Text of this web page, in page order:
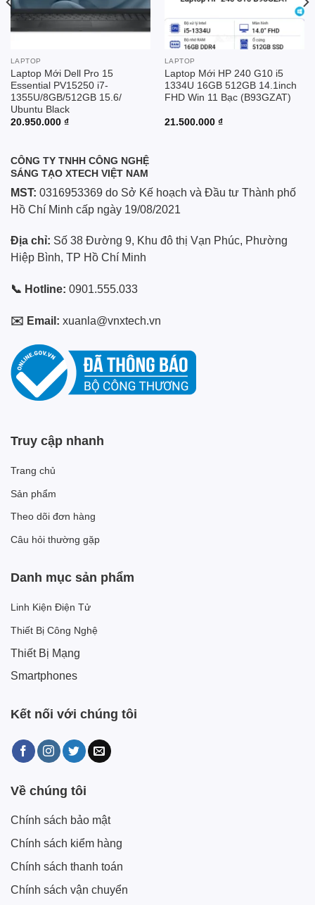
LAPTOP
Laptop Mới Dell Pro 15
Essential PV15250 i7-
1355U/8GB/512GB 15.6/
Ubuntu Black
20.950.000 ₫
LAPTOP
Laptop Mới HP 240 G10 i5
1334U 16GB 512GB 14.1inch
FHD Win 11 Bạc (B93GZAT)
21.500.000 ₫
CÔNG TY TNHH CÔNG NGHỆ
SÁNG TẠO XTECH VIỆT NAM
MST: 0316953369 do Sở Kế hoạch và Đầu tư Thành phố
Hồ Chí Minh cấp ngày 19/08/2021
Địa chỉ: Số 38 Đường 9, Khu đô thị Vạn Phúc, Phường
Hiệp Bình, TP Hồ Chí Minh
📞 Hotline: 0901.555.033
✉️ Email: xuanla@vnxtech.vn
Truy cập nhanh
Trang chủ
Sản phẩm
Theo dõi đơn hàng
Câu hỏi thường gặp
Danh mục sản phẩm
Linh Kiện Điện Tử
Thiết Bị Công Nghệ
Thiết Bị Mạng
Smartphones
Kết nối với chúng tôi
Về chúng tôi
Chính sách bảo mật
Chính sách kiểm hàng
Chính sách thanh toán
Chính sách vận chuyển